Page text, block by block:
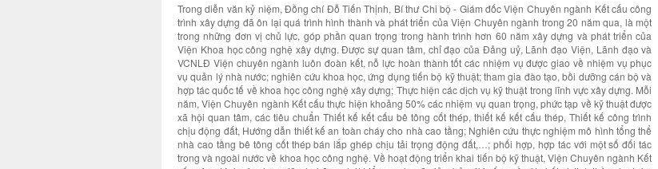
Trong diễn văn kỷ niệm, Đồng chí Đỗ Tiến Thịnh, Bí thư Chi bộ - Giám đốc Viện Chuyên ngành Kết cấu công
trình xây dựng đã ôn lại quá trình hình thành và phát triển của Viện Chuyên ngành trong 20 năm qua, là một
trong những đơn vị chủ lực, góp phần quan trọng trong hành trình hơn 60 năm xây dựng và phát triển của
Viện Khoa học công nghệ xây dựng. Được sự quan tâm, chỉ đạo của Đảng uỷ, Lãnh đạo Viện, Lãnh đạo và
VCNLĐ Viện chuyên ngành luôn đoàn kết, nỗ lực hoàn thành tốt các nhiệm vụ được giao về nhiệm vụ phục
vụ quản lý nhà nước; nghiên cứu khoa học, ứng dụng tiến bộ kỹ thuật; tham gia đào tạo, bồi dưỡng cán bộ và
hợp tác quốc tế về khoa học công nghệ xây dựng; Thực hiện các dịch vụ kỹ thuật trong lĩnh vực xây dựng. Mỗi
năm, Viện Chuyên ngành Kết cấu thực hiện khoảng 50% các nhiệm vụ quan trọng, phức tạp về kỹ thuật được
xã hội quan tâm, các tiêu chuẩn Thiết kế kết cấu bê tông cốt thép, thiết kế kết cấu thép, Thiết kế công trình
chịu động đất, Hướng dẫn thiết kế an toàn cháy cho nhà cao tầng; Nghiên cứu thực nghiệm mô hình tổng thể
nhà cao tầng bê tông cốt thép bán lắp ghép chịu tải trọng động đất,…; phối hợp, hợp tác với một số đối tác
trong và ngoài nước về khoa học công nghệ. Về hoạt động triển khai tiến bộ kỹ thuật, Viện Chuyên ngành Kết